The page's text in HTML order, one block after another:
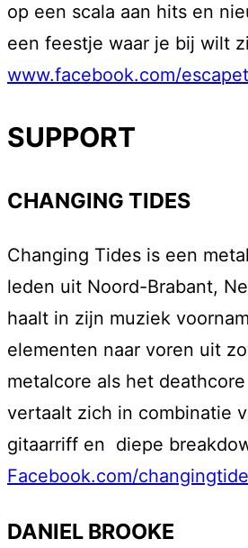
op een scala aan hits en
een feestje waar je bij wilt
www.facebook.com/
SUPPORT
CHANGING TIDES
Changing Tides is een
leden uit Noord-Brabant,
haalt in zijn muziek
elementen naar voren uit
metalcore als het
vertaalt zich in combinatie
gitaarriff en diepe
Facebook.com/
DANIEL BROOKE